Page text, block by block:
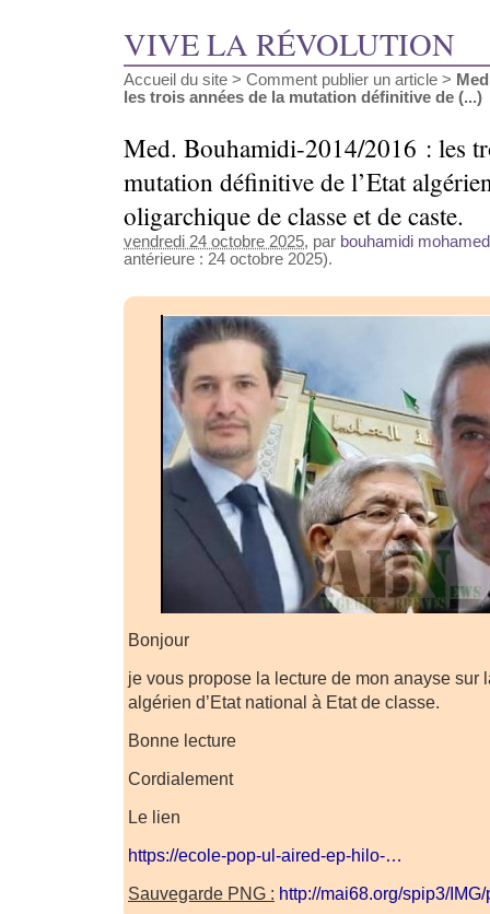
VIVE LA RÉVOLUTION
Accueil du site > Comment publier un article >
les trois années de la mutation définitive de (...)
Med. Bouhamidi-2014/2016 : les
mutation définitive de l’Etat
oligarchique de classe et de caste.
vendredi 24 octobre 2025, par bouhamidi mohamed
antérieure : 24 octobre 2025).
Bonjour
je vous propose la lecture de mon anayse sur
algérien d’Etat national à Etat de classe.
Bonne lecture
Cordialement
Le lien
https://ecole-pop-ul-aired-ep-hilo-…
Sauvegarde PNG : http://mai68.org/spip3/